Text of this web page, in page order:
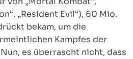
„Resident Evil“), 60 Mio.
bekam, um die
Kampfes der
es überrascht nicht, dass